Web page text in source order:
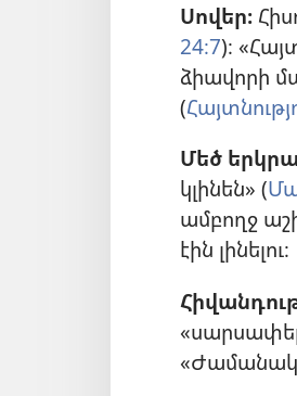
Սովեր։
24։7)։
ձիավորի
(
Մեծ
կլինեն» (
ամբողջ
էին լինելու։